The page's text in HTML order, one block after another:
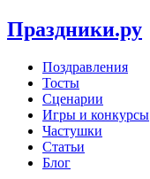
Праздники.ру
Поздравления
Тосты
Сценарии
Игры и конкурсы
Частушки
Статьи
Блог